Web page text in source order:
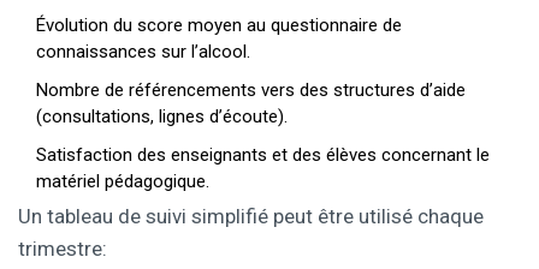
Évolution du score moyen au questionnaire de
connaissances sur l’alcool.
Nombre de référencements vers des structures d’aide
(consultations, lignes d’écoute).
Satisfaction des enseignants et des élèves concernant le
matériel pédagogique.
Un tableau de suivi simplifié peut être utilisé chaque
trimestre: